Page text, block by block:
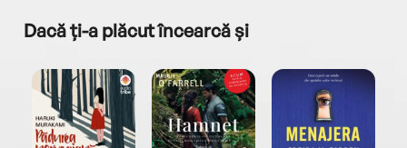
Dacă ți-a plăcut încearcă și